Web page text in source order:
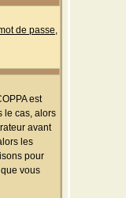
de passe,
est
le cas, alors
avant
les
pour
vous